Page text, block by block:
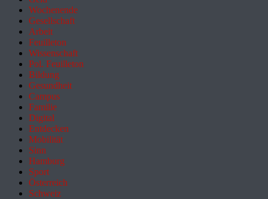
Wochenende
Gesellschaft
Arbeit
Feuilleton
Wissenschaft
Pol. Feuilleton
Bildung
Gesundheit
Campus
Familie
Digital
Entdecken
Mobilität
Sinn
Hamburg
Sport
Österreich
Schweiz